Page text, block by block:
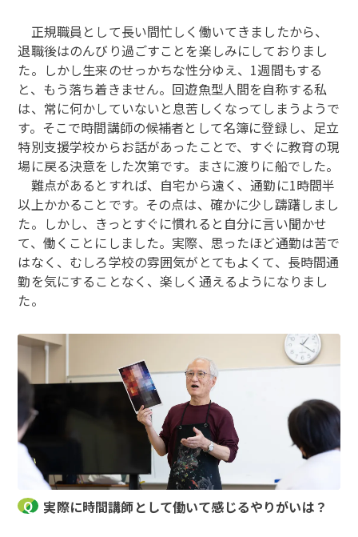
正規職員として長い間忙しく働いてきましたから、
退職後はのんびり過ごすことを楽しみにしておりまし
た。しかし生来のせっかちな性分ゆえ、1週間もする
と、もう落ち着きません。回遊魚型人間を自称する私
は、常に何かしていないと息苦しくなってしまうようで
す。そこで時間講師の候補者として名簿に登録し、足立
特別支援学校からお話があったことで、すぐに教育の現
場に戻る決意をした次第です。まさに渡りに船でした。
難点があるとすれば、自宅から遠く、通勤に1時間半
以上かかることです。その点は、確かに少し躊躇しまし
た。しかし、きっとすぐに慣れると自分に言い聞かせ
て、働くことにしました。実際、思ったほど通勤は苦で
はなく、むしろ学校の雰囲気がとてもよくて、長時間通
勤を気にすることなく、楽しく通えるようになりまし
た。
実際に時間講師として働いて感じるやりがいは？